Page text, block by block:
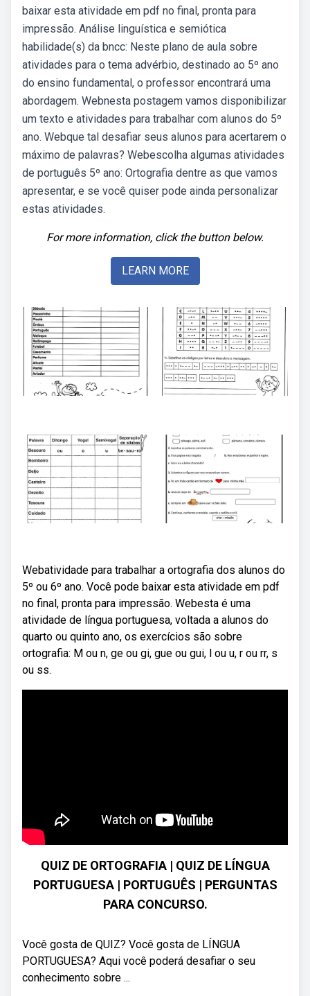
baixar esta atividade em pdf no final, pronta para
impressão. Análise linguística e semiótica
habilidade(s) da bncc: Neste plano de aula sobre
atividades para o tema advérbio, destinado ao 5º ano
do ensino fundamental, o professor encontrará uma
abordagem. Webnesta postagem vamos disponibilizar
um texto e atividades para trabalhar com alunos do 5º
ano. Webque tal desafiar seus alunos para acertarem o
máximo de palavras? Webescolha algumas atividades
de português 5º ano: Ortografia dentre as que vamos
apresentar, e se você quiser pode ainda personalizar
estas atividades.
For more information, click the button below.
LEARN MORE
Webatividade para trabalhar a ortografia dos alunos do
5º ou 6º ano. Você pode baixar esta atividade em pdf
no final, pronta para impressão. Webesta é uma
atividade de língua portuguesa, voltada a alunos do
quarto ou quinto ano, os exercícios são sobre
ortografia: M ou n, ge ou gi, gue ou gui, l ou u, r ou rr, s
ou ss.
QUIZ DE ORTOGRAFIA | QUIZ DE LÍNGUA
PORTUGUESA | PORTUGUÊS | PERGUNTAS
PARA CONCURSO.
Você gosta de QUIZ? Você gosta de LÍNGUA
PORTUGUESA? Aqui você poderá desafiar o seu
conhecimento sobre ...